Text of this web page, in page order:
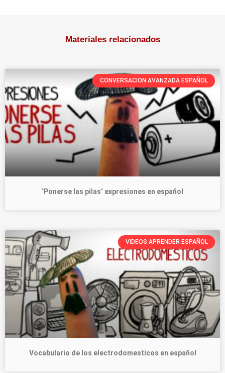
Materiales relacionados
CONVERSACION AVANZADA ESPAÑOL
‘Ponerse las pilas’ expresiones en español
VIDEOS APRENDER ESPAÑOL
Vocabulario de los electrodomesticos en español